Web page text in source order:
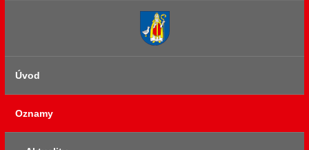
Úvod
Oznamy